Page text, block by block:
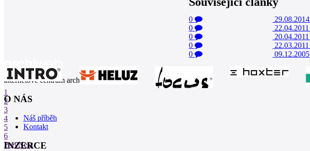
0 29.08.2014
0
22.04.2011
0
20.04.2011
0
22.03.2011
0
09.12.2005
1
2
3
4
5
6
PrevNext
internetové centrum architektury
O NÁS
Náš příběh
Kontakt
INZERCE